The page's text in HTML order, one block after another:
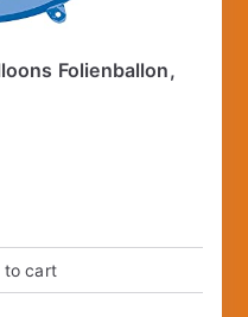
Folienballon,
to cart